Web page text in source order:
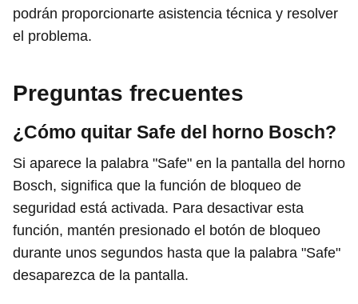
podrán proporcionarte asistencia técnica y resolver
el problema.
Preguntas frecuentes
¿Cómo quitar Safe del horno Bosch?
Si aparece la palabra "Safe" en la pantalla del horno
Bosch, significa que la función de bloqueo de
seguridad está activada. Para desactivar esta
función, mantén presionado el botón de bloqueo
durante unos segundos hasta que la palabra "Safe"
desaparezca de la pantalla.